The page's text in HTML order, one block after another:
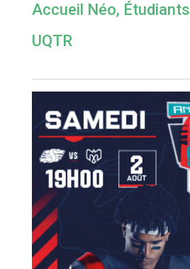
Accueil Néo, Étudiants
UQTR